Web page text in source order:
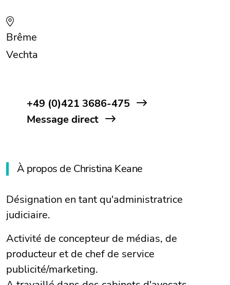
Brême
Vechta
+49 (0)421 3686-475
Message direct
À propos de Christina Keane
Désignation en tant qu'administratrice
judiciaire.
Activité de concepteur de médias, de
producteur et de chef de service
publicité/marketing.